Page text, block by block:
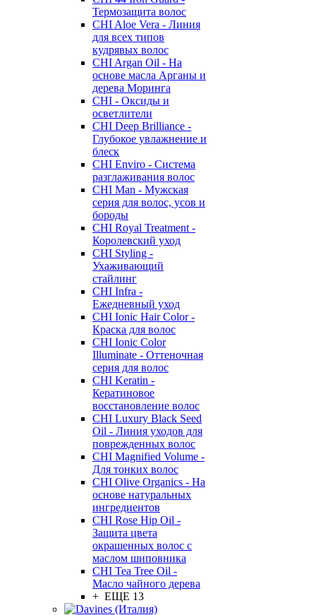
Термозащита волос
CHI Aloe Vera - Линия
для всех типов
кудрявых волос
CHI Argan Oil - На
основе масла Арганы и
дерева Моринга
CHI - Оксиды и
осветлители
CHI Deep Brilliance -
Глубокое увлажнение и
блеск
CHI Enviro - Система
разглаживания волос
CHI Man - Мужская
серия для волос, усов и
бороды
CHI Royal Treatment -
Королевский уход
CHI Styling -
Ухаживающий
стайлинг
CHI Infra -
Ежедневный уход
CHI Ionic Hair Color -
Краска для волос
CHI Ionic Color
Illuminate - Оттеночная
серия для волос
CHI Keratin -
Кератиновое
восстановление волос
CHI Luxury Black Seed
Oil - Линия уходов для
поврежденных волос
CHI Magnified Volume -
Для тонких волос
CHI Olive Organics - На
основе натуральных
ингредиентов
CHI Rose Hip Oil -
Защита цвета
окрашенных волос с
маслом шиповника
CHI Tea Tree Oil -
Масло чайного дерева
+ ЕЩЕ 13